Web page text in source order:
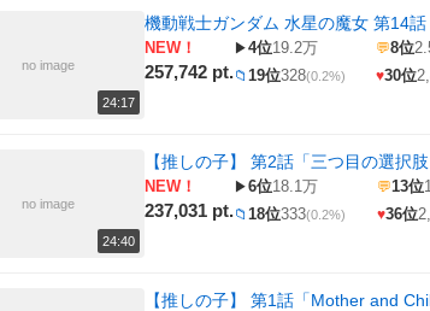
no image
24:17
機動戦士ガンダム 水星の魔女 第14話
NEW！
257,742 pt.
▶4位19.2万 💬8位
📁 19位328(0.2%) ♥30位
no image
24:40
【推しの子】 第2話「三つ目の選択肢
NEW！
237,031 pt.
▶6位18.1万 💬13位
📁 18位333(0.2%) ♥36位
【推しの子】 第1話「Mother and